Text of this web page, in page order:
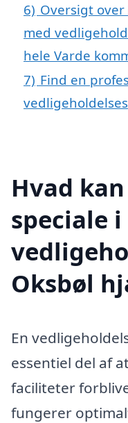
6) Oversigt
med
hele Varde
7) Find en
Hvad
speciale i
Oksbøl
En
essentiel del af
faciliteter
fungerer